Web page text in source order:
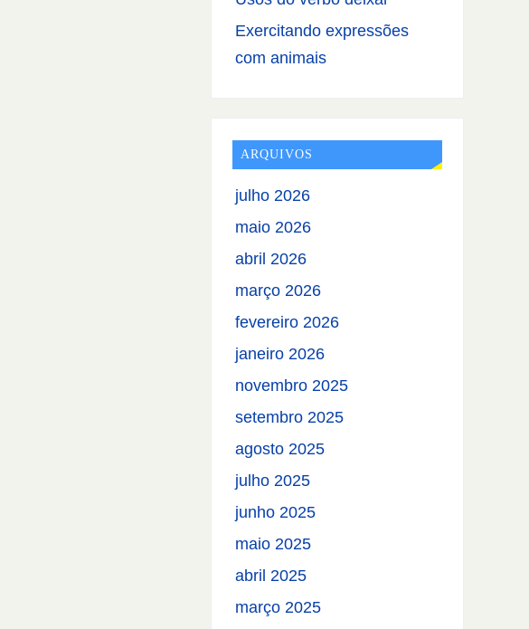
Exercitando expressões
com animais
ARQUIVOS
julho 2026
maio 2026
abril 2026
março 2026
fevereiro 2026
janeiro 2026
novembro 2025
setembro 2025
agosto 2025
julho 2025
junho 2025
maio 2025
abril 2025
março 2025